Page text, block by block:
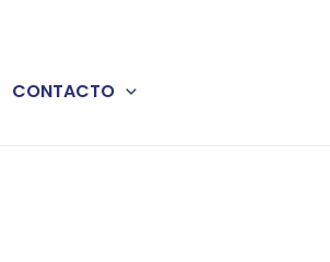
CONTACTO